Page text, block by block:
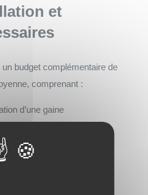
et
un budget complémentaire de
comprenant :
d’une gaine